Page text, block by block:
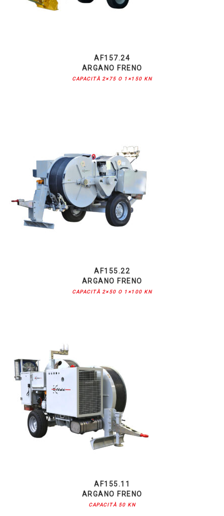
AF157.24
ARGANO FRENO
CAPACITÀ 2×75 O 1×150 KN
AF155.22
ARGANO FRENO
CAPACITÀ 2×50 O 1×100 KN
AF155.11
ARGANO FRENO
CAPACITÀ 50 KN